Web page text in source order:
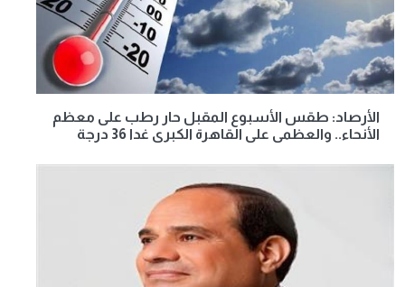
الأرصاد: طقس الأسبوع المقبل حار رطب على معظم
الأنحاء.. والعظمى على القاهرة الكبرى غدا 36 درجة